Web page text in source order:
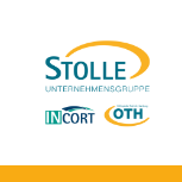
Inhalt
springen